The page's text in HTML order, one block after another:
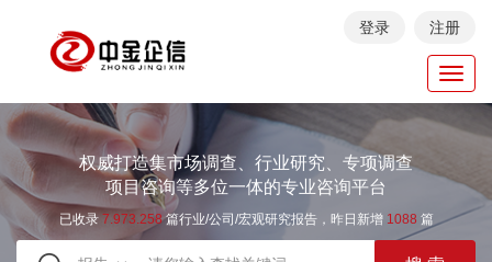
登录 注册
权威打造集市场调查、行业研究、专项调查
项目咨询等多位一体的专业咨询平台
已收录 7.973.258篇行业/公司/宏观研究报告，昨日新增 1088 篇